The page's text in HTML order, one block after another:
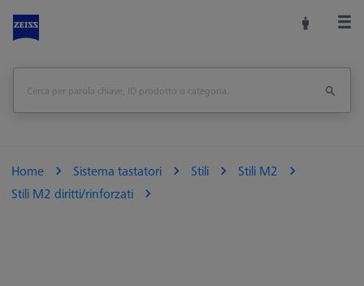
Home Sistema tastatori Stili
Stili M2
Stili M2 diritti/rinforzati